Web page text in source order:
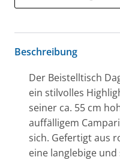
Beschreibung
Der Beistelltisch
ein stilvolles
seiner ca. 55 cm
auffälligem
sich. Gefertigt aus
eine langlebige